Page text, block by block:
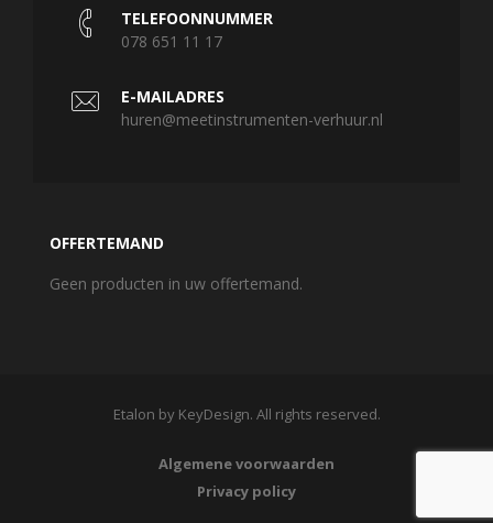
TELEFOONNUMMER
078 651 11 17
E-MAILADRES
huren@meetinstrumenten-verhuur.nl
OFFERTEMAND
Geen producten in uw offertemand.
Etalon by KeyDesign. All rights reserved.
Algemene voorwaarden
Privacy policy